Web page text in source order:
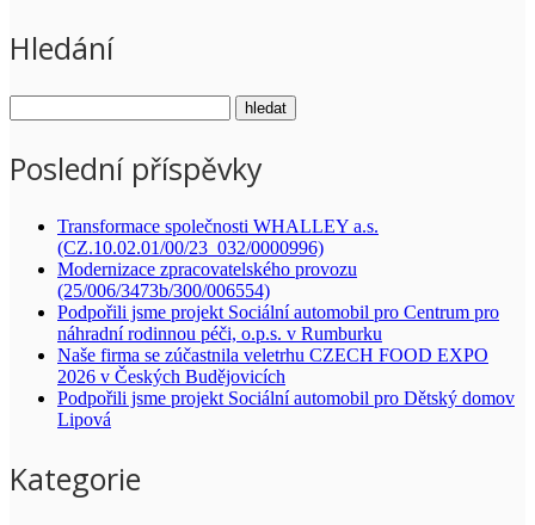
Hledání
Poslední příspěvky
Transformace společnosti WHALLEY a.s.
(CZ.10.02.01/00/23_032/0000996)
Modernizace zpracovatelského provozu
(25/006/3473b/300/006554)
Podpořili jsme projekt Sociální automobil pro Centrum pro
náhradní rodinnou péči, o.p.s. v Rumburku
Naše firma se zúčastnila veletrhu CZECH FOOD EXPO
2026 v Českých Budějovicích
Podpořili jsme projekt Sociální automobil pro Dětský domov
Lipová
Kategorie